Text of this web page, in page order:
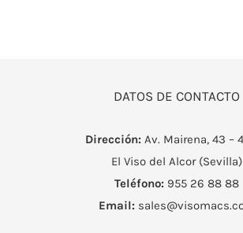
DATOS DE CONTACTO
Dirección: Av. Mairena, 43 –
El Viso del Alcor (Sevilla)
Teléfono: 955 26 88 88
Email: